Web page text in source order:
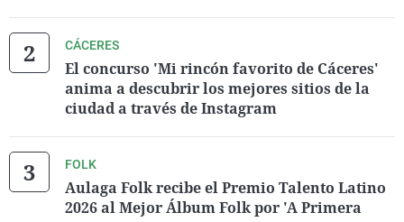
CÁCERES
El concurso 'Mi rincón favorito de Cáceres'
anima a descubrir los mejores sitios de la
ciudad a través de Instagram
FOLK
Aulaga Folk recibe el Premio Talento Latino
2026 al Mejor Álbum Folk por 'A Primera